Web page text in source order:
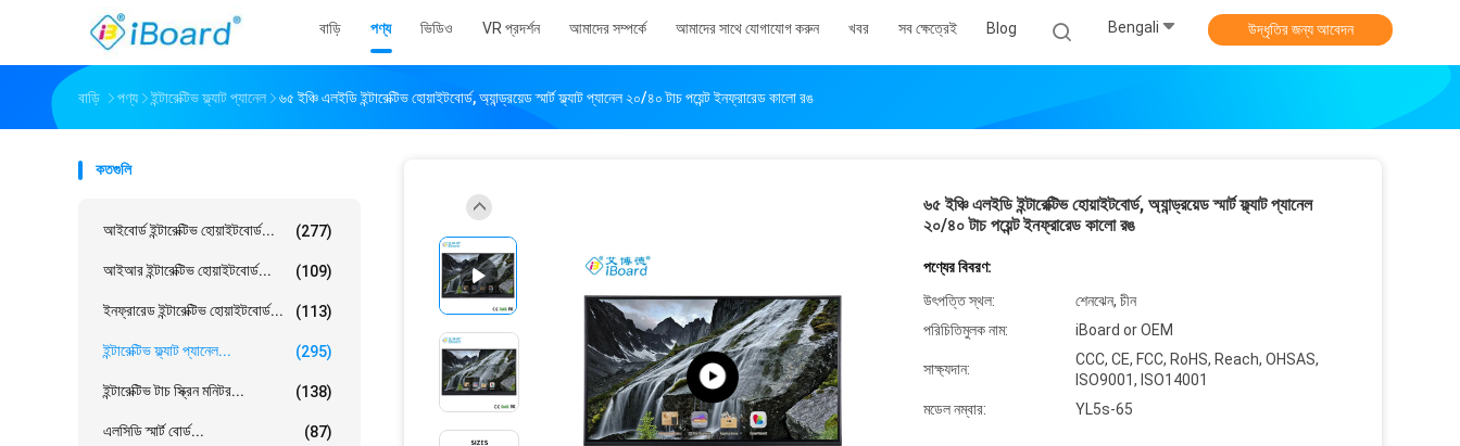
বাড়ি পণ্য ভিডিও VR প্রদর্শন আমাদের সম্পর্কে আমাদের সাথে যোগাযোগ করুন খবর সব ক্ষেত্রেই Blog Bengali উদ্ধৃতির জন্য আবেদন
বাড়ি পণ্য ইন্টারেক্টিভ ফ্ল্যাট প্যানেল ৬৫ ইঞ্চি এলইডি ইন্টারেক্টিভ হোয়াইটবোর্ড, অ্যান্ড্রয়েড স্মার্ট ফ্ল্যাট প্যানেল ২০/৪০ টাচ পয়েন্ট ইনফ্রারেড কালো রঙ
কতগুলি
আইবোর্ড ইন্টারেক্টিভ হোয়াইটবোর্ড... (277)
আইআর ইন্টারেক্টিভ হোয়াইটবোর্ড... (109)
ইনফ্রারেড ইন্টারেক্টিভ হোয়াইটবোর্ড... (113)
ইন্টারেক্টিভ ফ্ল্যাট প্যানেল... (295)
ইন্টারেক্টিভ টাচ স্ক্রিন মনিটর... (138)
এলসিডি স্মার্ট বোর্ড... (87)
৬৫ ইঞ্চি এলইডি ইন্টারেক্টিভ হোয়াইটবোর্ড, অ্যান্ড্রয়েড স্মার্ট ফ্ল্যাট প্যানেল
২০/৪০ টাচ পয়েন্ট ইনফ্রারেড কালো রঙ
পণ্যের বিবরণ:
উৎপত্তি স্থল:
শেনঝেন, চীন
পরিচিতিমুলক নাম:
iBoard or OEM
সাক্ষ্যদান:
CCC, CE, FCC, RoHS, Reach, OHSAS,
ISO9001, ISO14001
মডেল নম্বার:
YL5s-65